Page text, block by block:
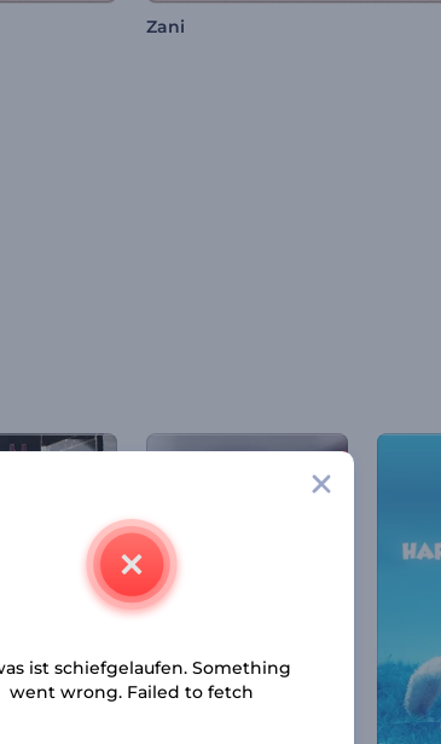
Zani
ist schiefgelaufen. Something
went wrong. Failed to fetch